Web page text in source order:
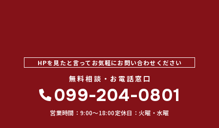
HPを見たと言ってお気軽にお問い合わせください
無料相談・お電話窓口
099-204-0801
営業時間：9:00〜18:00定休日：火曜・水曜